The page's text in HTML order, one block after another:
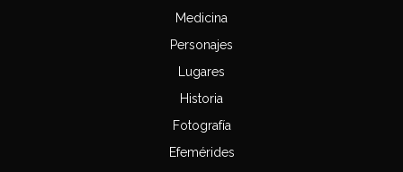
Medicina
Personajes
Lugares
Historia
Fotografía
Efemérides